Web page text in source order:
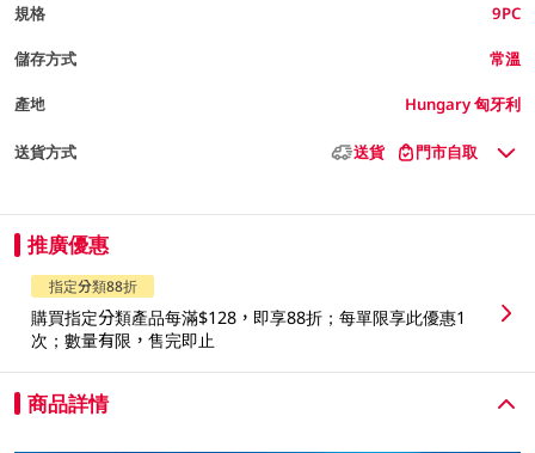
規格 9PC
儲存方式 常溫
產地 Hungary 匈牙利
送貨方式 送貨 門市自取
推廣優惠
指定分類88折
購買指定分類產品每滿$128，即享88折；每單限享此優惠1
次；數量有限，售完即止
商品詳情